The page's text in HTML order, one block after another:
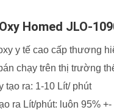
Homed JLO-
y tế cao cấp thương
chạy trên thị trường
tạo ra: 1-10 Lít/ phút
ra Lít/phút: luôn 95%